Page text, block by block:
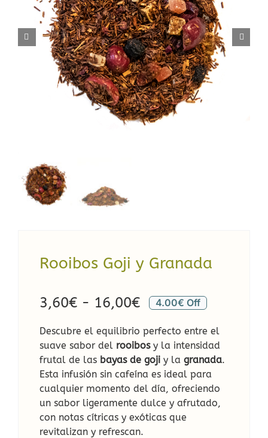
Complementos
Delicias
Talleres
El Blog de Bebe-Té
Sobre nosotros
Carrito
Rooibos Goji y Granada
3,60€ - 16,00€Rango
precios:
desde
3,60€
hasta
16,00€
4.00€ Off
Descubre el equilibrio perfecto entre el
suave sabor del rooibosy la intensidad
frutal de las bayas de goji y la granada.
Esta infusión sin cafeína es ideal para
cualquier momento del día, ofreciendo
un sabor ligeramente dulce y afrutado,
con notas cítricas y exóticas que
revitalizan y refrescan.